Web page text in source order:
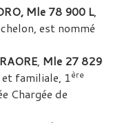
Mle 78 900 L,
est nommé
, Mle 27 829
et familiale, 1ère
Chargée de